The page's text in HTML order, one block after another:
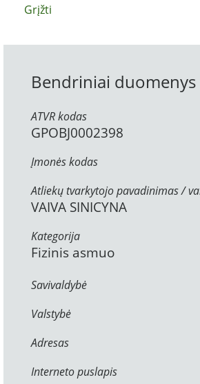
Grįžti
Bendriniai duomenys
ATVR kodas
GPOBJ0002398
Įmonės kodas
Atliekų tvarkytojo pavadinimas /
VAIVA SINICYNA
Kategorija
Fizinis asmuo
Savivaldybė
Valstybė
Adresas
Interneto puslapis